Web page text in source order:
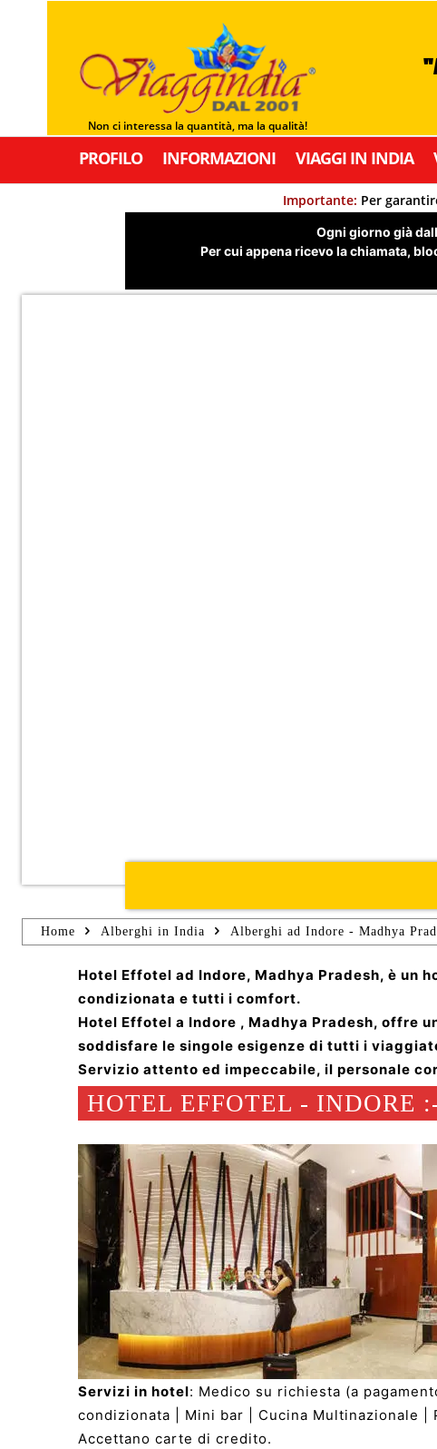
Non ci interessa la quantità, ma la qualità!
PROFILO INFORMAZIONI VIAGGI IN INDIA
Importante: Per
Ogni giorno già
Per cui appena ricevo la chiamata,
Home Alberghi in India Alberghi ad Indore - Madhya
Hotel Effotel ad Indore, Madhya Pradesh, è un
condizionata e tutti i comfort.
Hotel Effotel a Indore , Madhya Pradesh, offre
soddisfare le singole esigenze di tutti i
Servizio attento ed impeccabile, il personale
HOTEL EFFOTEL - INDORE
Servizi in hotel: Medico su richiesta (a
condizionata | Mini bar | Cucina Multinazionale |
Accettano carte di credito.